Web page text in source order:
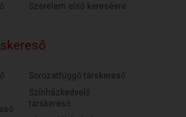
Szerelem első keresésre
Sorozatfüggő társkereső
Színházkedvelő
társkereső